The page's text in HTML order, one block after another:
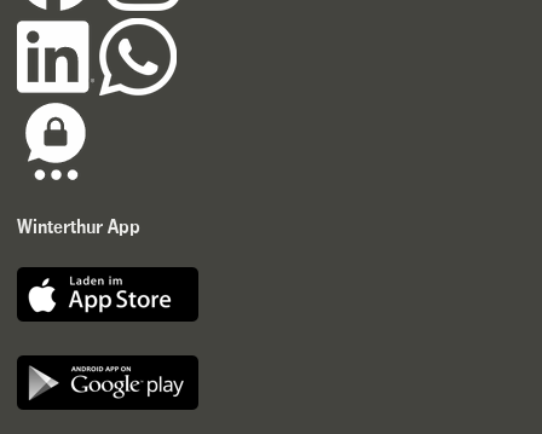
Winterthur App